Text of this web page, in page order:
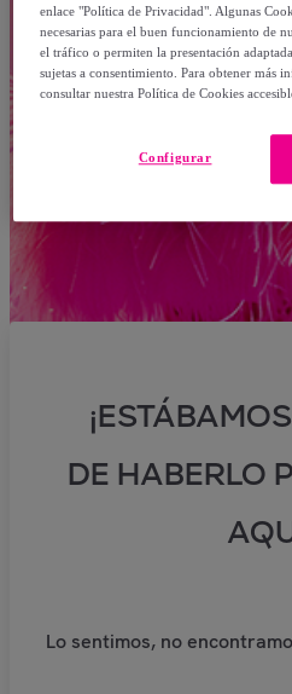
DE HABERLO
Lo sentimos, no
enlace "Política de Privacidad". Algunas
necesarias para el buen funcionamiento de
el tráfico o permiten la presentación
sujetas a consentimiento. Para obtener más
consultar nuestra Política de Cookies
Configurar